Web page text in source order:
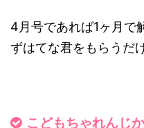
4月号であれば1ヶ月で
ずはてな君をもらうだ
こどもちゃれんじ